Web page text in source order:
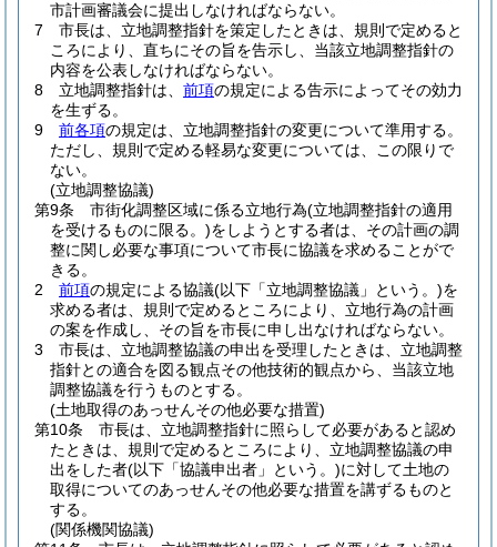
市計画審議会に提出しなければならない。
7
市長は、立地調整指針を策定したときは、規則で定めると
ころにより、直ちにその旨を告示し、当該立地調整指針の
内容を公表しなければならない。
8
立地調整指針は、 前項の規定による告示によってその効力
を生ずる。
9
前各項の規定は、立地調整指針の変更について準用する。
ただし、規則で定める軽易な変更については、この限りで
ない。
(立地調整協議)
第9条
市街化調整区域に係る立地行為(立地調整指針の適用
を受けるものに限る。)をしようとする者は、その計画の調
整に関し必要な事項について市長に協議を求めることがで
きる。
2
前項の規定による協議(以下「立地調整協議」という。)を
求める者は、規則で定めるところにより、立地行為の計画
の案を作成し、その旨を市長に申し出なければならない。
3
市長は、立地調整協議の申出を受理したときは、立地調整
指針との適合を図る観点その他技術的観点から、当該立地
調整協議を行うものとする。
(土地取得のあっせんその他必要な措置)
第10条
市長は、立地調整指針に照らして必要があると認め
たときは、規則で定めるところにより、立地調整協議の申
出をした者(以下「協議申出者」という。)に対して土地の
取得についてのあっせんその他必要な措置を講ずるものと
する。
(関係機関協議)